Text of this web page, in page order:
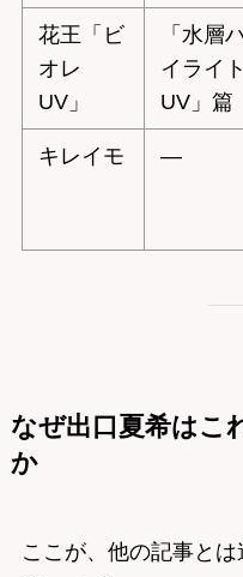
花王「ビ
オレ
UV」
「水層
イライト
UV」篇
キレイモ —
なぜ出口夏希はこ
か
ここが、他の記事と